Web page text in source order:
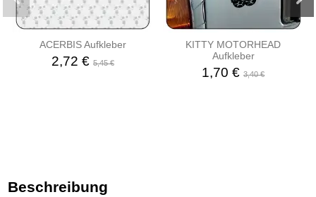
ACERBIS Aufkleber
2,72 € 5,45 €
KITTY MOTORHEAD
Aufkleber
1,70 €3,40 €
Beschreibung